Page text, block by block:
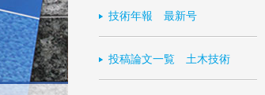
技術年報 最新号
投稿論文一覧 土木技術